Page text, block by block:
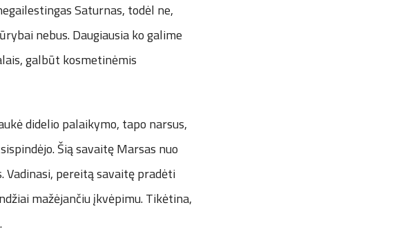
Saturnas, todėl ne,
nebus. Daugiausia ko galime
galbūt kosmetinėmis
didelio palaikymo, tapo narsus,
Šią savaitę Marsas nuo
Vadinasi, pereitą savaitę pradėti
mažėjančiu įkvėpimu. Tikėtina,